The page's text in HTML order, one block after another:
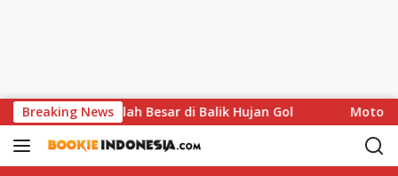
k
p
Breaking News
Soroti Celah Besar di Balik Hujan Gol MotoGP